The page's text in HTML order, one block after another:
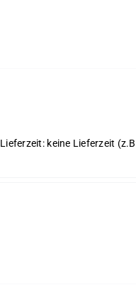
Lieferzeit: keine Lieferzeit